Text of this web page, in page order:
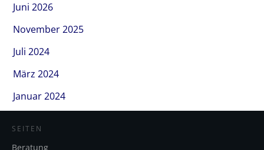
Juni 2026
November 2025
Juli 2024
März 2024
Januar 2024
SEITEN
Beratung